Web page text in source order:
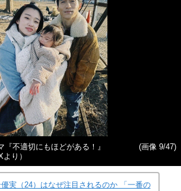
不適切にもほどがある！』
り）
(画像 9/47)
実（24）はなぜ注目されるのか 「一番の